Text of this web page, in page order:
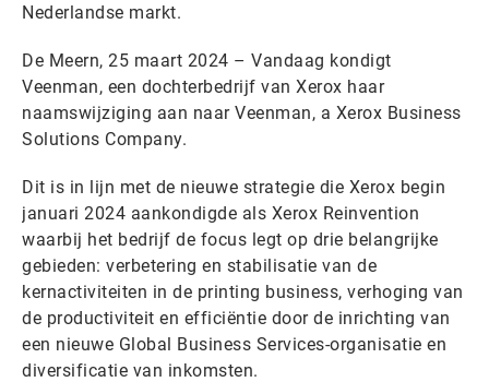
Nederlandse markt.
De Meern, 25 maart 2024 – Vandaag kondigt
Veenman, een dochterbedrijf van Xerox haar
naamswijziging aan naar Veenman, a Xerox Business
Solutions Company.
Dit is in lijn met de nieuwe strategie die Xerox begin
januari 2024 aankondigde als Xerox Reinvention
waarbij het bedrijf de focus legt op drie belangrijke
gebieden: verbetering en stabilisatie van de
kernactiviteiten in de printing business, verhoging van
de productiviteit en efficiëntie door de inrichting van
een nieuwe Global Business Services-organisatie en
diversificatie van inkomsten.